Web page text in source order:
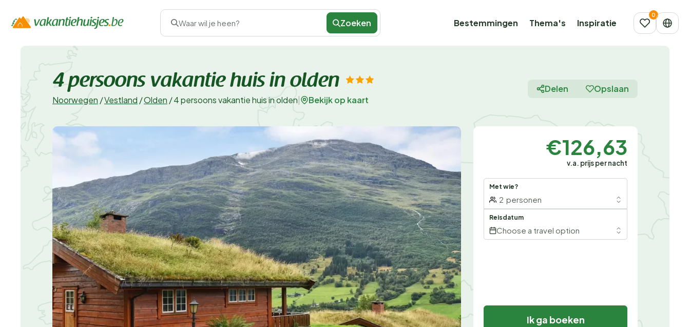
Waar wil je heen? Zoeken Bestemmingen Thema's Inspiratie
4 persoons vakantie huis in olden
Noorwegen /Vestland /Olden /4 persoons vakantie huis in olden Bekijk op kaart
Delen Opslaan
€126,63
v.a. prijs per nacht
Met wie?
2 personen
Reisdatum
Choose a travel option
Ik ga boeken